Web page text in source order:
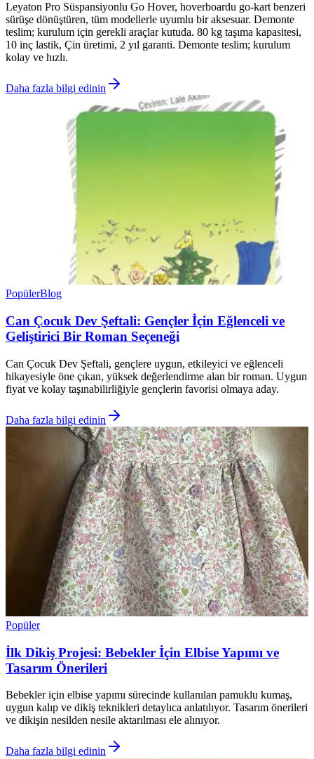
Leyaton Pro Süspansiyonlu Go Hover, hoverboardu go-kart benzeri
sürüşe dönüştüren, tüm modellerle uyumlu bir aksesuar. Demonte
teslim; kurulum için gerekli araçlar kutuda. 80 kg taşıma kapasitesi,
10 inç lastik, Çin üretimi, 2 yıl garanti. Demonte teslim; kurulum
kolay ve hızlı.
Daha fazla bilgi edinin
PopülerBlog
Can Çocuk Dev Şeftali: Gençler İçin Eğlenceli ve
Geliştirici Bir Roman Seçeneği
Can Çocuk Dev Şeftali, gençlere uygun, etkileyici ve eğlenceli
hikayesiyle öne çıkan, yüksek değerlendirme alan bir roman. Uygun
fiyat ve kolay taşınabilirliğiyle gençlerin favorisi olmaya aday.
Daha fazla bilgi edinin
Popüler
İlk Dikiş Projesi: Bebekler İçin Elbise Yapımı ve
Tasarım Önerileri
Bebekler için elbise yapımı sürecinde kullanılan pamuklu kumaş,
uygun kalıp ve dikiş teknikleri detaylıca anlatılıyor. Tasarım önerileri
ve dikişin nesilden nesile aktarılması ele alınıyor.
Daha fazla bilgi edinin